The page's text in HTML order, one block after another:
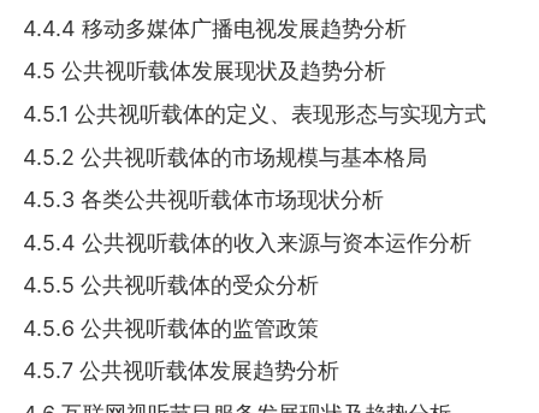
4.4.4 移动多媒体广播电视发展趋势分析
4.5 公共视听载体发展现状及趋势分析
4.5.1 公共视听载体的定义、表现形态与实现方式
4.5.2 公共视听载体的市场规模与基本格局
4.5.3 各类公共视听载体市场现状分析
4.5.4 公共视听载体的收入来源与资本运作分析
4.5.5 公共视听载体的受众分析
4.5.6 公共视听载体的监管政策
4.5.7 公共视听载体发展趋势分析